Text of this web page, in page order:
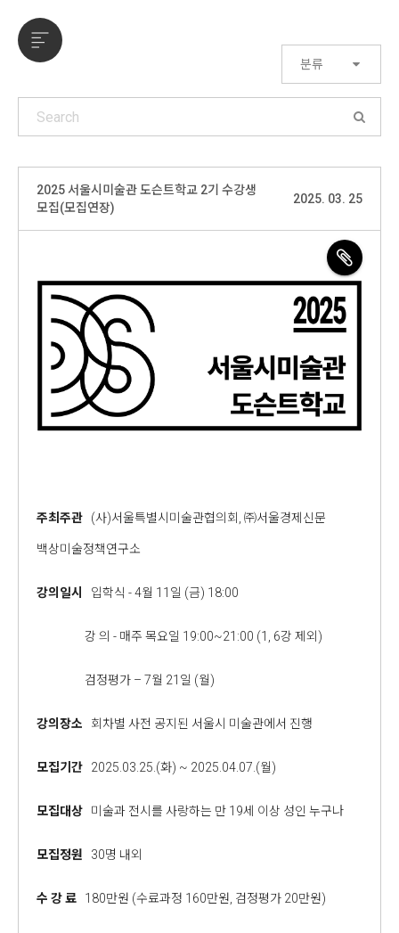
분류
2025 서울시미술관 도슨트학교 2기 수강생
모집(모집연장)
2025. 03. 25
주최주관 (사)서울특별시미술관협의회, ㈜서울경제신문
백상미술정책연구소
강의일시 입학식 - 4월 11일 (금) 18:00
강 의 - 매주 목요일 19:00~21:00 (1, 6강 제외)
검정평가 – 7월 21일 (월)
강의장소 회차별 사전 공지된 서울시 미술관에서 진행
모집기간 2025.03.25.(화) ~ 2025.04.07.(월)
모집대상 미술과 전시를 사랑하는 만 19세 이상 성인 누구나
모집정원 30명 내외
수 강 료 180만원 (수료과정 160만원, 검정평가 20만원)